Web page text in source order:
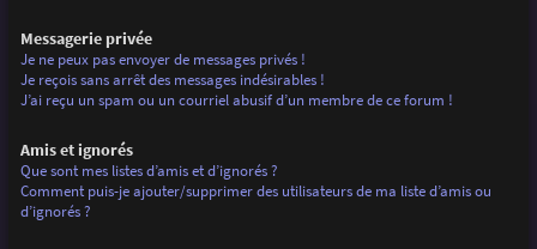
Messagerie privée
Je ne peux pas envoyer de messages privés !
Je reçois sans arrêt des messages indésirables !
J’ai reçu un spam ou un courriel abusif d’un membre de ce forum !
Amis et ignorés
Que sont mes listes d’amis et d’ignorés ?
Comment puis-je ajouter/supprimer des utilisateurs de ma liste d’amis ou
d’ignorés ?